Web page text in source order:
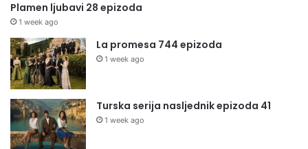
Plamen ljubavi 28 epizoda
1 week ago
La promesa 744 epizoda
1 week ago
Turska serija nasljednik epizoda 41
1 week ago